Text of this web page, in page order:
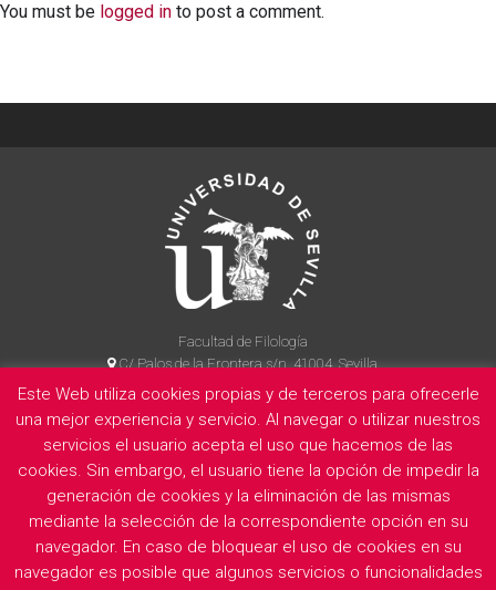
You must be logged in to post a comment.
Facultad de Filología
C/ Palos de la Frontera s/n, 41004, Sevilla
954 55 14 90
La Facultad Información legal Politica de privacidad Cookies
E
Este Web utiliza cookies propias y de terceros para ofrecerle
una mejor experiencia y servicio. Al navegar o utilizar nuestros
servicios el usuario acepta el uso que hacemos de las
cookies. Sin embargo, el usuario tiene la opción de impedir la
generación de cookies y la eliminación de las mismas
mediante la selección de la correspondiente opción en su
navegador. En caso de bloquear el uso de cookies en su
navegador es posible que algunos servicios o funcionalidades